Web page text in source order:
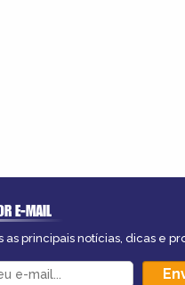
E-MAIL
as principais notícias, dicas e